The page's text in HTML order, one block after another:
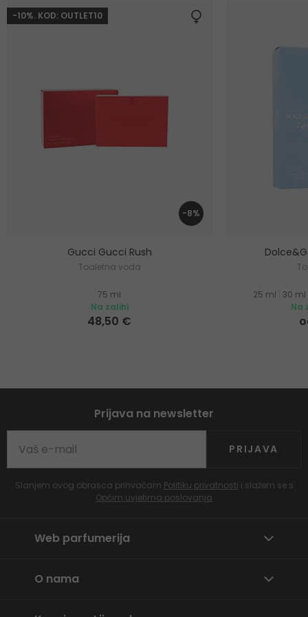
-10%. KOD: OUTLET10
-8%
Gucci Gucci Rush
Toaletna voda
75 ml
Na zalihi
48,50 €
25 ml 30 ml
Na
Prijava na newsletter
PRIJAVA
Slanjem ovog obrasca prihvaćam Politiku privatnosti i slažem se s
Općim uvjetima poslovanja
Web parfumerija
O nama